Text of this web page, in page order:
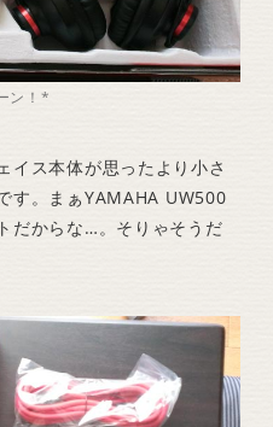
ン！*
イス本体が思ったより小さ
す。まぁYAMAHA UW500
だからな…。そりゃそうだ